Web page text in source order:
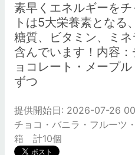
素早くエネルギーを
トは5大栄養素となる
糖質、ビタミン、ミネ
含んでいます！内容
ョコレート・メープ
ずつ
提供開始日: 2026-07-26
チョコ・バニラ・フルーツ
箱 計10個